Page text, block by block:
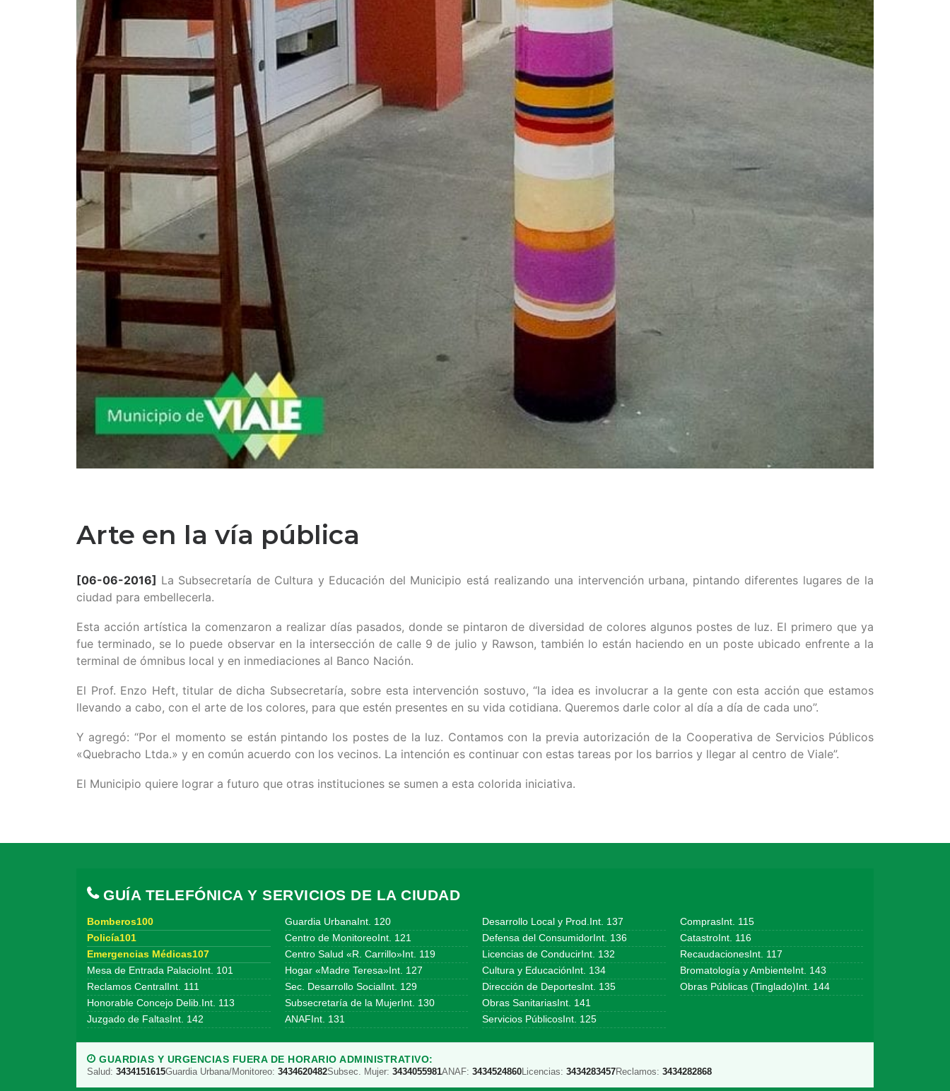
Arte en la vía pública
[06-06-2016] La Subsecretaría de Cultura y Educación del Municipio está realizando una intervención urbana, pintando diferentes lugares de la
ciudad para embellecerla.
Esta acción artística la comenzaron a realizar días pasados, donde se pintaron de diversidad de colores algunos postes de luz. El primero que ya
fue terminado, se lo puede observar en la intersección de calle 9 de julio y Rawson, también lo están haciendo en un poste ubicado enfrente a la
terminal de ómnibus local y en inmediaciones al Banco Nación.
El Prof. Enzo Heft, titular de dicha Subsecretaría, sobre esta intervención sostuvo, “la idea es involucrar a la gente con esta acción que estamos
llevando a cabo, con el arte de los colores, para que estén presentes en su vida cotidiana. Queremos darle color al día a día de cada uno”.
Y agregó: “Por el momento se están pintando los postes de la luz. Contamos con la previa autorización de la Cooperativa de Servicios Públicos
«Quebracho Ltda.» y en común acuerdo con los vecinos. La intención es continuar con estas tareas por los barrios y llegar al centro de Viale”.
El Municipio quiere lograr a futuro que otras instituciones se sumen a esta colorida iniciativa.
GUÍA TELEFÓNICA Y SERVICIOS DE LA CIUDAD
Bomberos100
Policía101
Emergencias Médicas107
Mesa de Entrada PalacioInt. 101
Reclamos CentralInt. 111
Honorable Concejo Delib.Int. 113
Juzgado de FaltasInt. 142
Guardia UrbanaInt. 120
Centro de MonitoreoInt. 121
Centro Salud «R. Carrillo»Int. 119
Hogar «Madre Teresa»Int. 127
Sec. Desarrollo SocialInt. 129
Subsecretaría de la MujerInt. 130
ANAFInt. 131
Desarrollo Local y Prod.Int. 137
Defensa del ConsumidorInt. 136
Licencias de ConducirInt. 132
Cultura y EducaciónInt. 134
Dirección de DeportesInt. 135
Obras SanitariasInt. 141
Servicios PúblicosInt. 125
ComprasInt. 115
CatastroInt. 116
RecaudacionesInt. 117
Bromatología y AmbienteInt. 143
Obras Públicas (Tinglado)Int. 144
GUARDIAS Y URGENCIAS FUERA DE HORARIO ADMINISTRATIVO:
Salud: 3434151615Guardia Urbana/Monitoreo: 3434620482Subsec. Mujer: 3434055981ANAF: 3434524860Licencias: 3434283457Reclamos: 3434282868